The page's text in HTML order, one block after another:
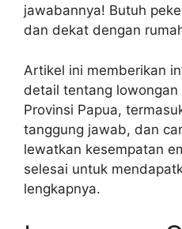
jawabannya! Butuh
dan dekat dengan
Artikel ini memberikan
detail tentang
Provinsi Papua,
tanggung jawab, dan
lewatkan kesempatan
selesai untuk
lengkapnya.